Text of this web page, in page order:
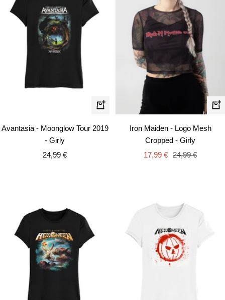
Schnellansicht
Avantasia - Moonglow Tour 2019
- Girly
Angebotspreis
24,99 €
Iron Maiden - Logo Mesh
Cropped - Girly
Angebotspreis
17,99 € Regulärer
24,99 €